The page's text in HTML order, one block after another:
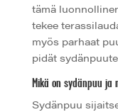
tämä
tekee
myös parhaat
pidät
Mikä on sydänpuu ja
Sydänpuu